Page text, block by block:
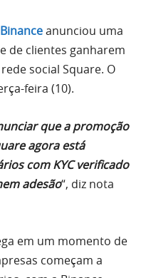
Binanceanunciou uma
de clientes ganharem
social Square. O
feira (10).
que a promoção
agora está
com KYC verificado
adesão“, diz nota
em um momento de
começam a